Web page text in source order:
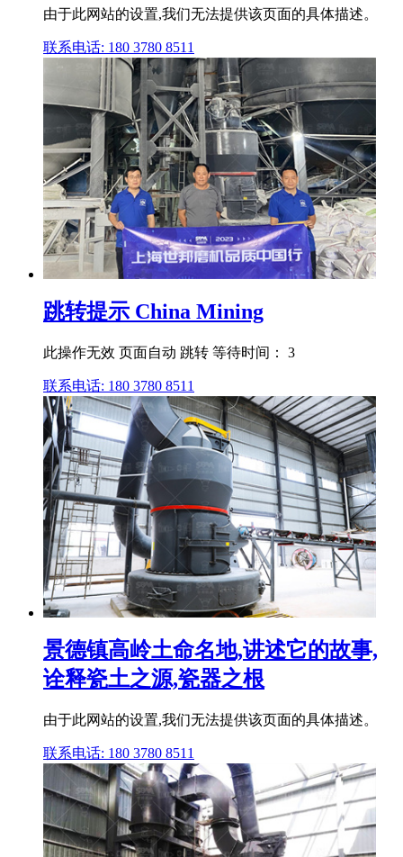
由于此网站的设置,我们无法提供该页面的具体描述。
联系电话: 180 3780 8511
跳转提示 China Mining
此操作无效 页面自动 跳转 等待时间： 3
联系电话: 180 3780 8511
景德镇高岭土命名地,讲述它的故事,
诠释瓷土之源,瓷器之根
由于此网站的设置,我们无法提供该页面的具体描述。
联系电话: 180 3780 8511